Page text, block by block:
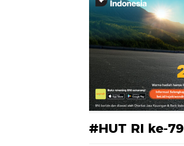
#HUT RI ke-79